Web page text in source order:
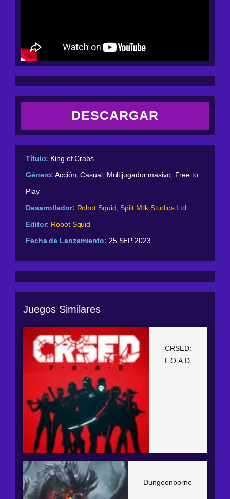
DESCARGAR
Título: King of Crabs
Género: Acción, Casual, Multijugador masivo, Free to
Play
Desarrollador: Robot Squid,Spilt Milk Studios Ltd
Editor: Robot Squid
Fecha de Lanzamiento: 25 SEP 2023
Juegos Similares
CRSED:
F.O.A.D.
Dungeonborne